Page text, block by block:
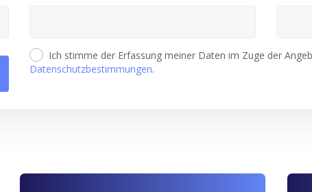
Ich stimme der Erfassung meiner Daten im Zuge der
Datenschutzbestimmungen.